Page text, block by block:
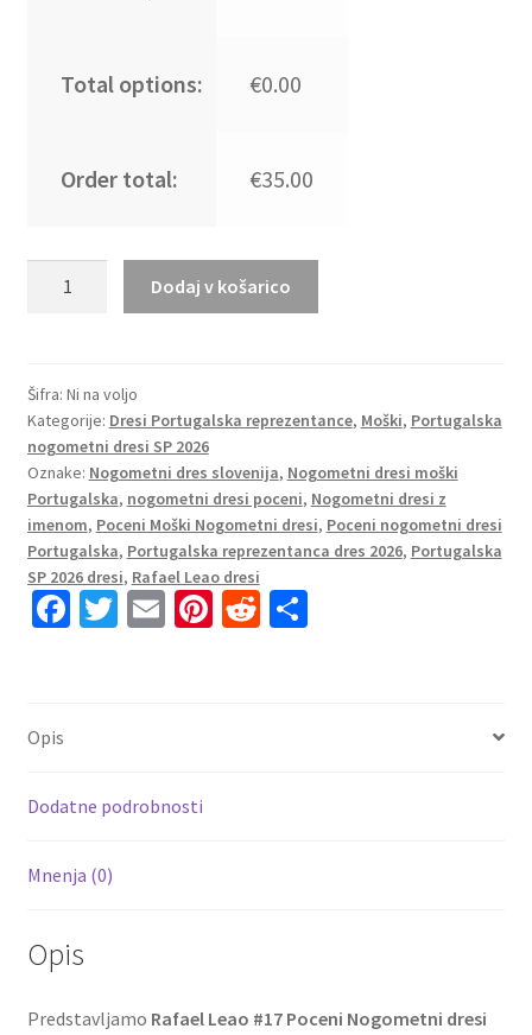
Total options: €0.00
Order total: €35.00
Nogometni
dresi
Portugalska
SP
2026
Domači
količina
Dodaj v košarico
Šifra: Ni na voljo
Kategorije: Dresi Portugalska reprezentance, Moški, Portugalska
nogometni dresi SP 2026
Oznake: Nogometni dres slovenija, Nogometni dresi moški
Portugalska, nogometni dresi poceni, Nogometni dresi z
imenom, Poceni Moški Nogometni dresi, Poceni nogometni dresi
Portugalska, Portugalska reprezentanca dres 2026, Portugalska
SP 2026 dresi, Rafael Leao dresi
Fa
k
T E Pi R S
Opis
Dodatne podrobnosti
Mnenja (0)
Opis
Predstavljamo Rafael Leao #17 Poceni Nogometni dresi